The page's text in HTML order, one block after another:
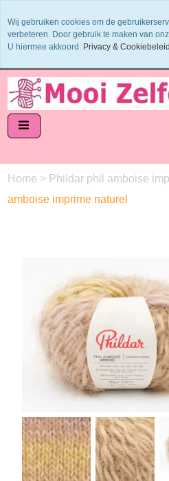
Garens worden uit 1 verfbad verzonden
Veilig online betalen of zelf overschrijven
Home > Phildar phil amboise
amboise imprime naturel
Wij gebruiken cookies om de
verbeteren. Door gebruik te maken van
U hiermee akkoord. Privacy & Cookiebeleid